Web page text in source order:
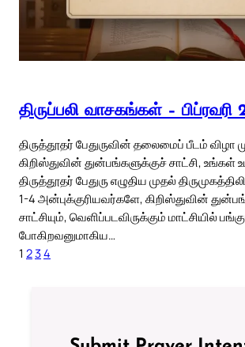
திருப்பலி வாசகங்கள் – பிப்ரவரி
திருத்தூதர் பேதுருவின் தலைமைப் பீடம் விழா
கிறிஸ்துவின் துன்பங்களுக்குச் சாட்சி, உங்கள்
திருத்தூதர் பேதுரு எழுதிய முதல்
1-4 அன்புக்குரியவர்களே, கிறிஸ்துவின்
சாட்சியும், வெளிப்படவிருக்கும் மாட்சியில்
போகிறவனுமாகிய…
1 234